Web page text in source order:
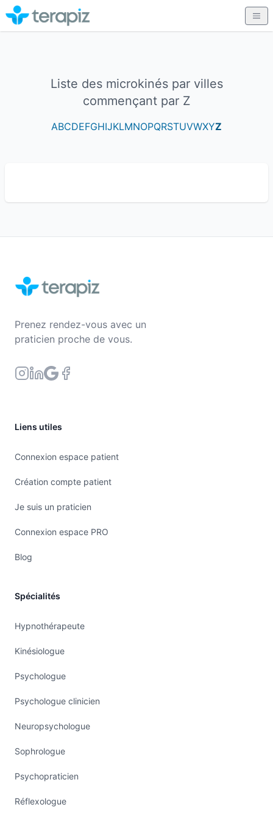
Liste des microkinés par villes
commençant par Z
ABCDEFGHIJKLMNOPQRSTUVWXYZ
Prenez rendez-vous avec un
praticien proche de vous.
Liens utiles
Connexion espace patient
Création compte patient
Je suis un praticien
Connexion espace PRO
Blog
Spécialités
Hypnothérapeute
Kinésiologue
Psychologue
Psychologue clinicien
Neuropsychologue
Sophrologue
Psychopraticien
Réflexologue